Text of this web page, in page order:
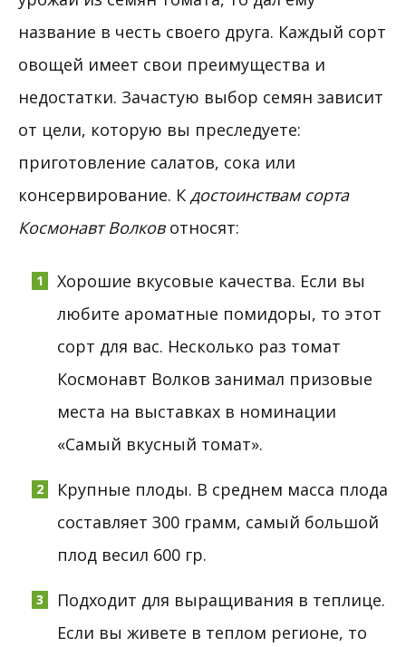
название в честь своего друга. Каждый сорт
овощей имеет свои преимущества и
недостатки. Зачастую выбор семян зависит
от цели, которую вы преследуете:
приготовление салатов, сока или
консервирование. К достоинствам сорта
Космонавт Волковотносят:
Хорошие вкусовые качества. Если вы
любите ароматные помидоры, то этот
сорт для вас. Несколько раз томат
Космонавт Волков занимал призовые
места на выставках в номинации
«Самый вкусный томат».
Крупные плоды. В среднем масса плода
составляет 300 грамм, самый большой
плод весил 600 гр.
Подходит для выращивания в теплице.
Если вы живете в теплом регионе, то